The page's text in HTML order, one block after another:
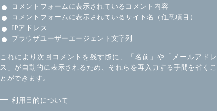
コメントフォームに表示されているコメント内容
コメントフォームに表示されているサイト名（任意項目）
IPアドレス
ブラウザユーザーエージェント文字列
これにより次回コメントを残す際に、「名前」や「メールアドレ
ス」が自動的に表示されるため、それらを再入力する手間を省くこ
とができます。
利用目的について